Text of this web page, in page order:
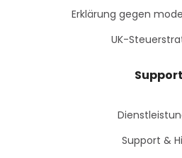
Erklärung gegen
UK-
Support
Support &